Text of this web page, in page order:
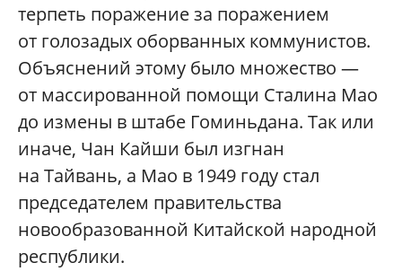
терпеть поражение за поражением
от голозадых оборванных коммунистов.
Объяснений этому было множество —
от массированной помощи Сталина Мао
до измены в штабе Гоминьдана. Так или
иначе, Чан Кайши был изгнан
на Тайвань, а Мао в 1949 году стал
председателем правительства
новообразованной Китайской народной
республики.